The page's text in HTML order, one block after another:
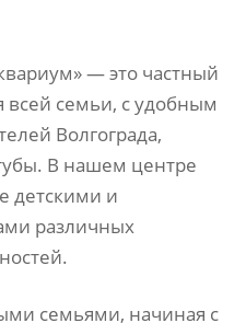
— это частный
семьи, с удобным
Волгограда,
В нашем центре
детскими и
различных
семьями, начиная с